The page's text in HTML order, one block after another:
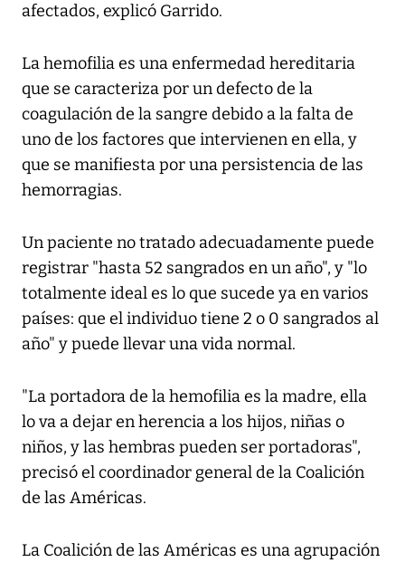
afectados, explicó Garrido.
La hemofilia es una enfermedad hereditaria
que se caracteriza por un defecto de la
coagulación de la sangre debido a la falta de
uno de los factores que intervienen en ella, y
que se manifiesta por una persistencia de las
hemorragias.
Un paciente no tratado adecuadamente puede
registrar "hasta 52 sangrados en un año", y "lo
totalmente ideal es lo que sucede ya en varios
países: que el individuo tiene 2 o 0 sangrados al
año" y puede llevar una vida normal.
"La portadora de la hemofilia es la madre, ella
lo va a dejar en herencia a los hijos, niñas o
niños, y las hembras pueden ser portadoras",
precisó el coordinador general de la Coalición
de las Américas.
La Coalición de las Américas es una agrupación